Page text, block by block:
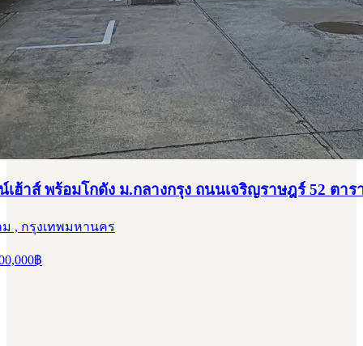
เฮ้าส์ พร้อมโกดัง ม.กลางกรุง ถนนเจริญราษฎร์ 52 ตาร
, กรุงเทพมหานคร
฿